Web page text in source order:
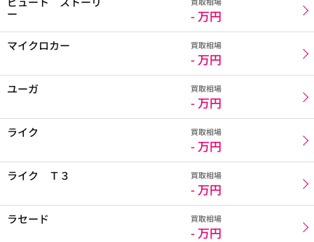
ー
- 万円
マイクロカー 買取相場
- 万円
ユーガ 買取相場
- 万円
ライク 買取相場
- 万円
ライク Ｔ３ 買取相場
- 万円
ラセード 買取相場
- 万円